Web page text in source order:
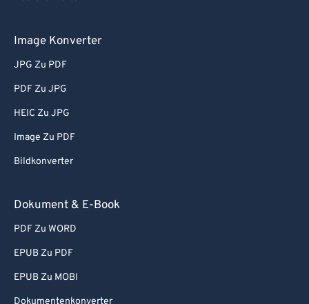
Image Konverter
JPG Zu PDF
PDF Zu JPG
HEIC Zu JPG
Image Zu PDF
Bildkonverter
Dokument & E-Book
PDF Zu WORD
EPUB Zu PDF
EPUB Zu MOBI